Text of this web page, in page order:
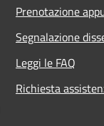
Prenotazione
Segnalazione
Leggi le FAQ
Richiesta